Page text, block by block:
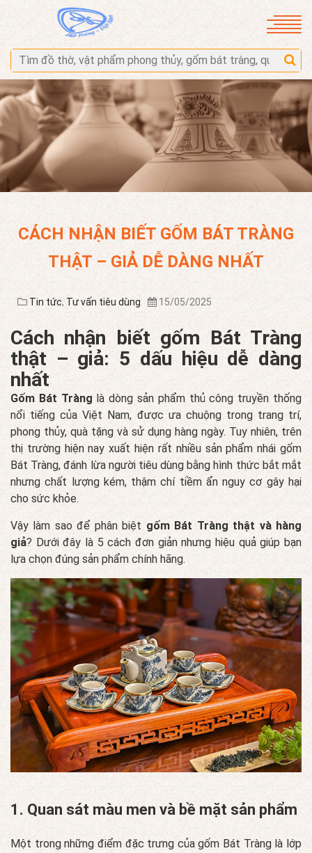
CÁCH NHẬN BIẾT GỐM BÁT TRÀNG
THẬT – GIẢ DỄ DÀNG NHẤT
Tin tức, Tư vấn tiêu dùng 15/05/2025
Cách nhận biết gốm Bát Tràng
thật – giả: 5 dấu hiệu dễ dàng
nhất
Gốm Bát Tràng là dòng sản phẩm thủ công truyền thống
nổi tiếng của Việt Nam, được ưa chuộng trong trang trí,
phong thủy, quà tặng và sử dụng hàng ngày. Tuy nhiên, trên
thị trường hiện nay xuất hiện rất nhiều sản phẩm nhái gốm
Bát Tràng, đánh lừa người tiêu dùng bằng hình thức bắt mắt
nhưng chất lượng kém, thậm chí tiềm ẩn nguy cơ gây hại
cho sức khỏe.
Vậy làm sao để phân biệt gốm Bát Tràng thật và hàng
giả? Dưới đây là 5 cách đơn giản nhưng hiệu quả giúp bạn
lựa chọn đúng sản phẩm chính hãng.
1. Quan sát màu men và bề mặt sản phẩm
Một trong những điểm đặc trưng của gốm Bát Tràng là lớp